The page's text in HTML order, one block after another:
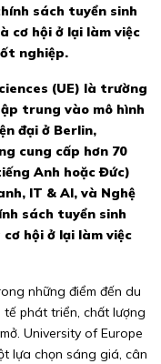
sách tuyển sinh
cơ hội ở lại làm việc
nghiệp.
(UE) là trường
trung vào mô hình
đại ở Berlin,
cung cấp hơn 70
Anh hoặc Đức)
IT & AI, và Nghệ
sách tuyển sinh
hội ở lại làm việc
những điểm đến du
phát triển, chất lượng
University of Europe
lựa chọn sáng giá, cân